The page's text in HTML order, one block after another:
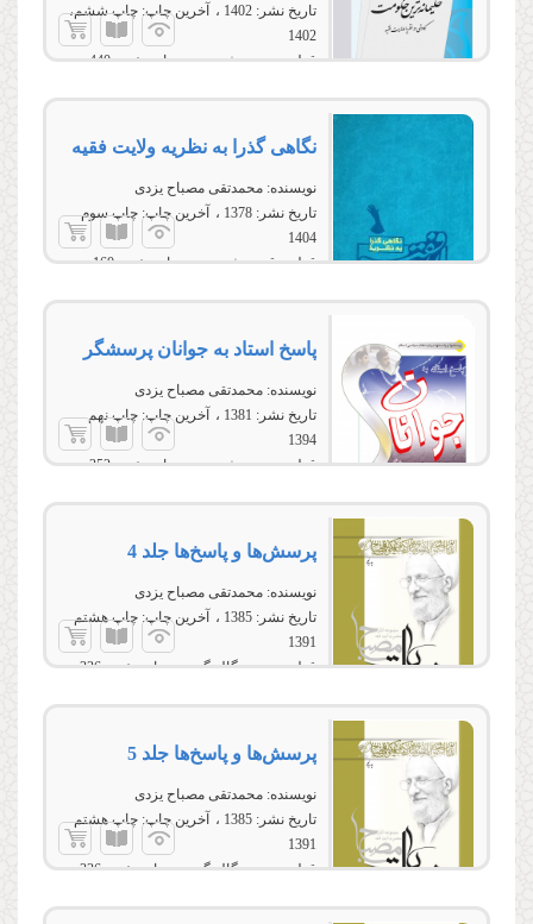
تاریخ نشر: 1402 آخرین چاپ: چاپ ششم،
1402
قطع:وزیری، شومیز تعداد صفحه:440
نگاهى گذرا به نظریه ولایت فقیه
نویسنده: محمدتقی مصباح یزدی
تاریخ نشر: 1378 آخرین چاپ: چاپ سوم
1404
قطع:رقعی، شومیز تعداد صفحه:160
پاسخ استاد به جوانان پرسشگر
نویسنده: محمدتقی مصباح یزدی
تاریخ نشر: 1381 آخرین چاپ: چاپ نهم
1394
قطع:وزیری، شومیز تعداد صفحه:352
پرسش‌ها و پاسخ‌ها جلد 4
نویسنده: محمدتقی مصباح یزدی
تاریخ نشر: 1385 آخرین چاپ: چاپ هشتم
1391
قطع:وزیری، گالینگور تعداد صفحه:336
پرسش‌ها و پاسخ‌ها جلد 5
نویسنده: محمدتقی مصباح یزدی
تاریخ نشر: 1385 آخرین چاپ: چاپ هشتم
1391
قطع:وزیری، گالینگور تعداد صفحه:336